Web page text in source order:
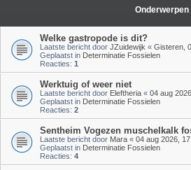
Onderwerpen
Welke gastropode is dit?
Laatste bericht door JZuidewijk « Gisteren,
Geplaatst in Determinatie Fossielen
Reacties: 1
Werktuig of weer niet
Laatste bericht door Eleftheria « 04 aug
Geplaatst in Determinatie Fossielen
Reacties: 2
Sentheim Vogezen muschelkalk
Laatste bericht door Mara « 04 aug 2026,
Geplaatst in Determinatie Fossielen
Reacties: 4